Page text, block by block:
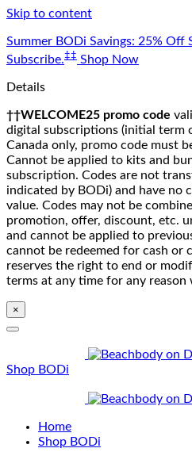
Skip to content
Summer BODi Savings: 25% Off
Subscribe.‡‡ Shop Now
Details
††WELCOME25 promo code
digital subscriptions (initial term
Canada only, promo code must
Cannot be applied to kits and
subscription. Codes are not
indicated by BODi) and have no
value. Codes may not be
promotion, offer, discount, etc.
and cannot be applied to
cannot be redeemed for cash or
reserves the right to end or
terms at any time for any
×
Shop BODi
Home
Shop BODi